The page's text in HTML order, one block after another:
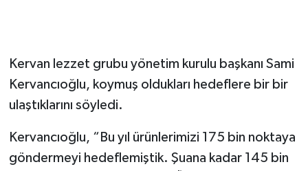
Kervan lezzet grubu yönetim kurulu başkanı Sami
Kervancıoğlu, koymuş oldukları hedeflere bir bir
ulaştıklarını söyledi.
Kervancıoğlu, “Bu yıl ürünlerimizi 175 bin noktaya
göndermeyi hedeflemiştik. Şuana kadar 145 bin
KADIN-AİLE
YEREL YÖNETİM
SEÇİM 2011